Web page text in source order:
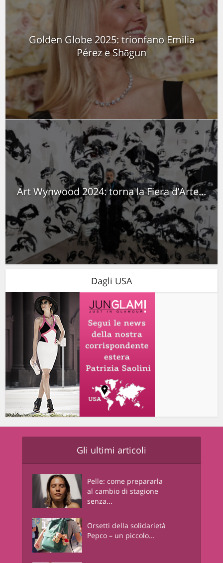
Golden Globe 2025: trionfano Emilia
Pérez e Shōgun
Art Wynwood 2024: torna la Fiera d’Arte...
Dagli USA
Gli ultimi articoli
Pelle: come prepararla
al cambio di stagione
senza...
Orsetti della solidarietà
Pepco – un piccolo...